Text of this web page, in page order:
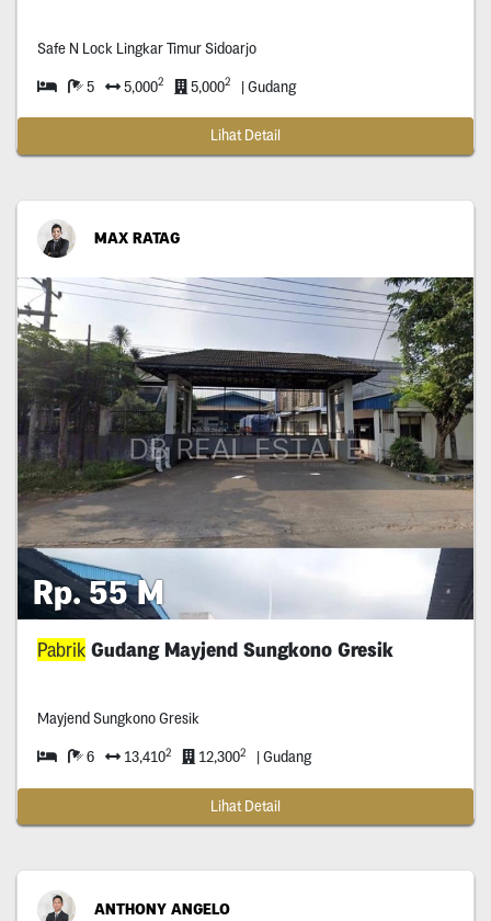
Safe N Lock Lingkar Timur Sidoarjo
5 5,0002 5,0002 | Gudang
Lihat Detail
MAX RATAG
Rp. 55 M
PabrikGudang Mayjend Sungkono Gresik
Mayjend Sungkono Gresik
6 13,4102 12,3002 | Gudang
Lihat Detail
ANTHONY ANGELO